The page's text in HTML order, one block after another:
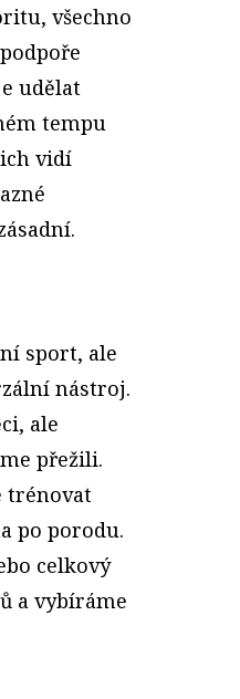
všechno
udělat
tempu
vidí
sport, ale
nástroj.
ale
přežili.
trénovat
po porodu.
celkový
a vybíráme